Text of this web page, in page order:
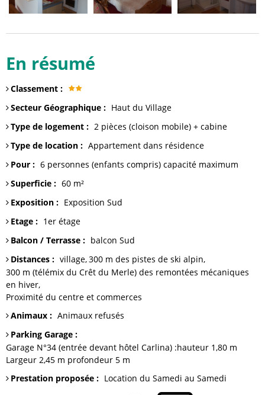
En résumé
Classement :
Secteur Géographique : Haut du Village
Type de logement : 2 pièces (cloison mobile) + cabine
Type de location : Appartement dans résidence
Pour : 6 personnes (enfants compris) capacité maximum
Superficie : 60 m²
Exposition : Exposition Sud
Etage : 1er étage
Balcon / Terrasse : balcon Sud
Distances : village 300 m des pistes de ski alpin
300 m (télémix du Crêt du Merle) des remontées mécaniques
en hiver
Proximité du centre et commerces
Animaux : Animaux refusés
Parking Garage :
Garage N°34 (entrée devant hôtel Carlina) :hauteur 1,80 m
Largeur 2,45 m profondeur 5 m
Prestation proposée : Location du Samedi au Samedi